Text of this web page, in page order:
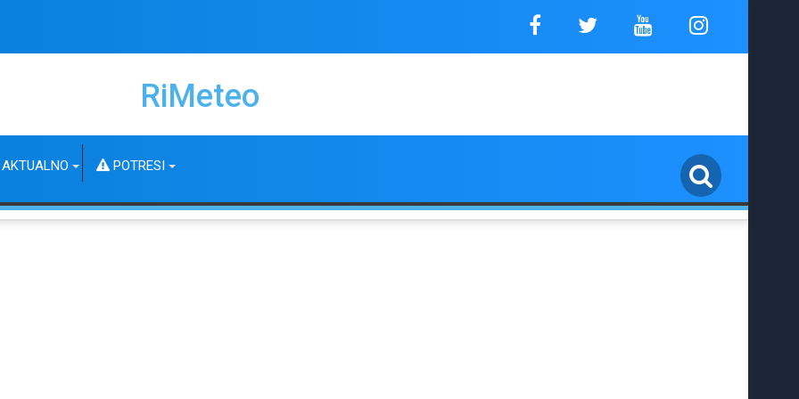
RiMeteo
AKTUALNO POTRESI